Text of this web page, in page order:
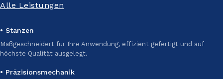
Alle Leistungen
• Stanzen
Maßgeschneidert für Ihre Anwendung, effizient gefertigt und auf
höchste Qualität ausgelegt.
• Präzisionsmechanik